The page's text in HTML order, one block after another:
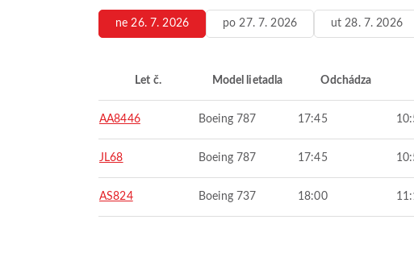
ne 26. 7. 2026 po 27. 7. 2026 ut 28. 7. 2026
Let č. Model lietadla Odchádza
AA8446 Boeing 787 17:45
JL68 Boeing 787 17:45
AS824 Boeing 737 18:00